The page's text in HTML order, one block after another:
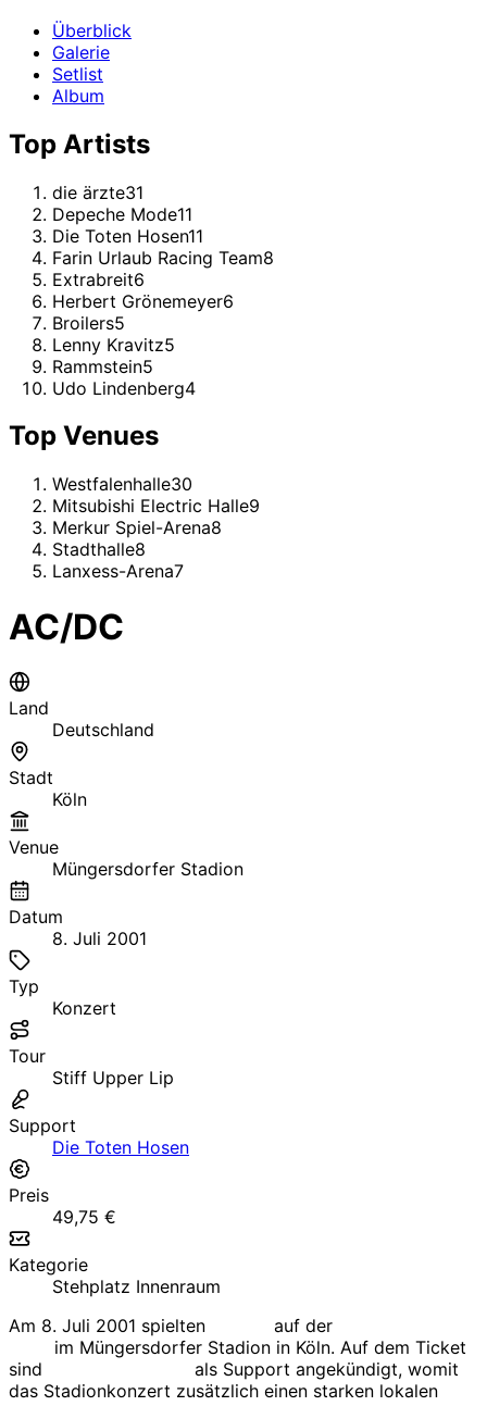
Überblick
Galerie
Setlist
Album
Top Artists
die ärzte31
Depeche Mode11
Die Toten Hosen11
Farin Urlaub Racing Team8
Extrabreit6
Herbert Grönemeyer6
Broilers5
Lenny Kravitz5
Rammstein5
Udo Lindenberg4
Top Venues
Westfalenhalle30
Mitsubishi Electric Halle9
Merkur Spiel-Arena8
Stadthalle8
Lanxess-Arena7
AC/DC
Land
Deutschland
Stadt
Köln
Venue
Müngersdorfer Stadion
Datum
8. Juli 2001
Typ
Konzert
Tour
Stiff Upper Lip
Support
Die Toten Hosen
Preis
49,75 €
Kategorie
Stehplatz Innenraum
Am 8. Juli 2001 spielten
auf der
im Müngersdorfer Stadion in Köln. Auf dem Ticket
sind
als Support angekündigt, womit
das Stadionkonzert zusätzlich einen starken lokalen